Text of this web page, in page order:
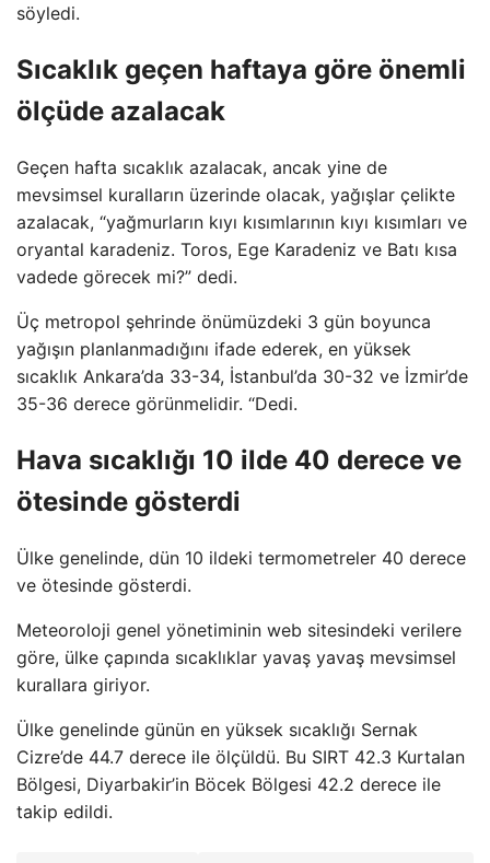
söyledi.
Sıcaklık geçen haftaya göre önemli
ölçüde azalacak
Geçen hafta sıcaklık azalacak, ancak yine de
mevsimsel kuralların üzerinde olacak, yağışlar çelikte
azalacak, “yağmurların kıyı kısımlarının kıyı kısımları ve
oryantal karadeniz. Toros, Ege Karadeniz ve Batı kısa
vadede görecek mi?” dedi.
Üç metropol şehrinde önümüzdeki 3 gün boyunca
yağışın planlanmadığını ifade ederek, en yüksek
sıcaklık Ankara’da 33-34, İstanbul’da 30-32 ve İzmir’de
35-36 derece görünmelidir. “Dedi.
Hava sıcaklığı 10 ilde 40 derece ve
ötesinde gösterdi
Ülke genelinde, dün 10 ildeki termometreler 40 derece
ve ötesinde gösterdi.
Meteoroloji genel yönetiminin web sitesindeki verilere
göre, ülke çapında sıcaklıklar yavaş yavaş mevsimsel
kurallara giriyor.
Ülke genelinde günün en yüksek sıcaklığı Sernak
Cizre’de 44.7 derece ile ölçüldü. Bu SIRT 42.3 Kurtalan
Bölgesi, Diyarbakir’in Böcek Bölgesi 42.2 derece ile
takip edildi.